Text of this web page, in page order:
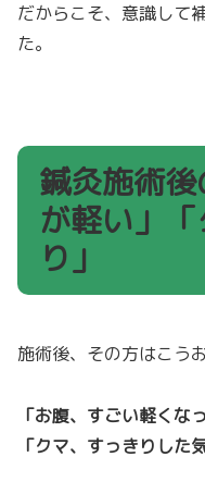
だからこそ、意識して
た。
鍼灸施術
が軽い」
り」
施術後、その方はこう
「お腹、すごい軽くな
「クマ、すっきりした